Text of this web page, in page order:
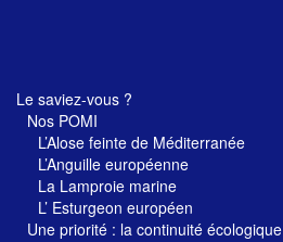
Le saviez-vous ?
Nos POMI
L’Alose feinte de Méditerranée
L’Anguille européenne
La Lamproie marine
L’ Esturgeon européen
Une priorité : la continuité écologique